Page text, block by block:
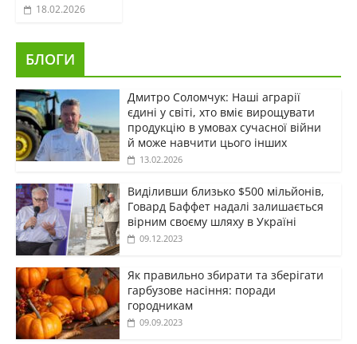
18.02.2026
БЛОГИ
Дмитро Соломчук: Наші аграрії
єдині у світі, хто вміє вирощувати
продукцію в умовах сучасної війни
й може навчити цього інших
13.02.2026
Виділивши близько $500 мільйонів,
Говард Баффет надалі залишається
вірним своєму шляху в Україні
09.12.2023
Як правильно збирати та зберігати
гарбузове насіння: поради
городникам
09.09.2023